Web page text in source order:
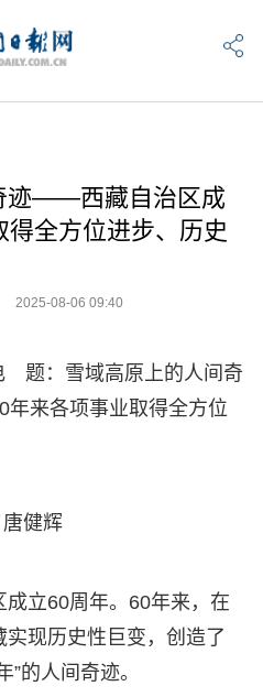
迹——西藏自治区成
得全方位进步、历史
2025-08-06 09:40
题：雪域高原上的人间奇
来各项事业取得全方位
健辉
立60周年。60年来，在
现历史性巨变，创造了
的人间奇迹。